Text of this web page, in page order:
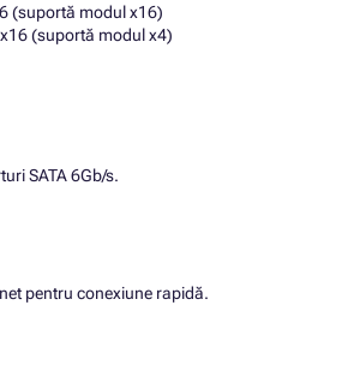
(suportă modul x16)
(suportă modul x4)
SATA 6Gb/s.
pentru conexiune rapidă.